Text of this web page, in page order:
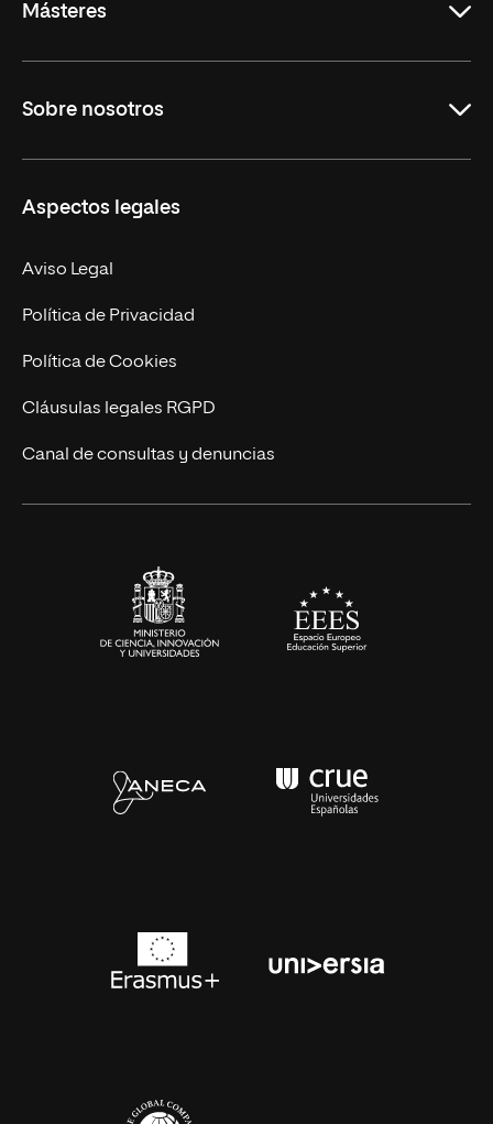
Másteres
Derecho
Ciencias de la Seguridad
Empresa
MBA
Marketing y Comunicación
Ingeniería
Diseño
Ciencias de la Salud
Sobre nosotros
Nuestro Equipo
Contacto
Aspectos legales
Aviso Legal
Política de Privacidad
Política de Cookies
Cláusulas legales RGPD
Canal de consultas y denuncias